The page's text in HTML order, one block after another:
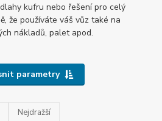
kufru nebo řešení pro celý
že používáte váš vůz také na
nákladů, palet apod.
parametry
Nejdražší